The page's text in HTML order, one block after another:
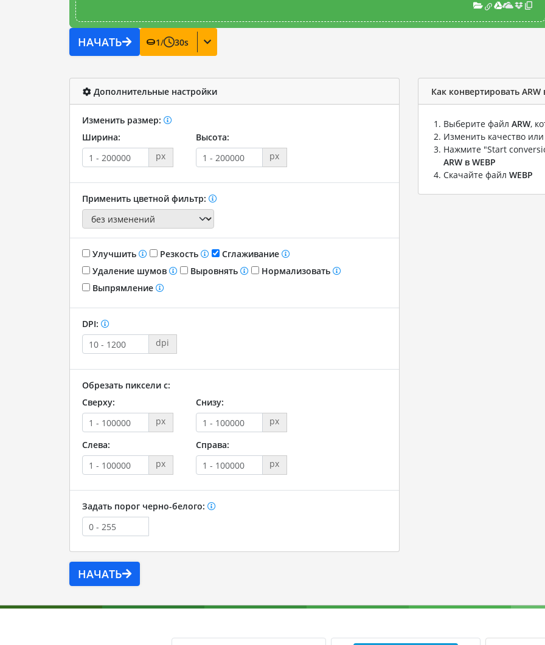
НАЧАТЬ 1/ 30s
Дополнительные настройки
Изменить размер:
Ширина:
px
Высота:
px
Применить цветной фильтр:
Улучшить Резкость
Сглаживание
Удаление шумов
Выровнять
Нормализовать
Выпрямление
DPI:
dpi
Обрезать пиксели с:
Сверху:
px
Снизу:
px
Слева:
px
Справа:
px
Задать порог черно-белого:
НАЧАТЬ
Как конвертировать ARW
Выберите файл ARW,
Изменить качество
Нажмите "Start
ARW в WEBP
Скачайте файл WEBP